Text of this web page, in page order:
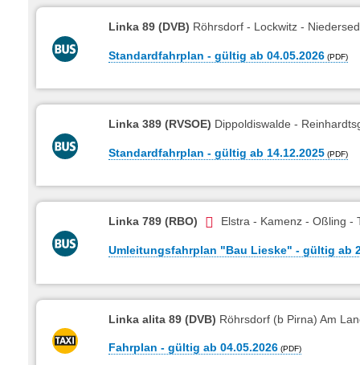
Linka 89 (DVB) Röhrsdorf - Lockwitz -
Standardfahrplan - gültig ab 04.05.2026
Linka 389 (RVSOE) Dippoldiswalde -
Standardfahrplan - gültig ab 14.12.2025
Linka 789 (RBO) Elstra - Kamenz - Oßling -
Umleitungsfahrplan "Bau Lieske" - gültig ab
Linka alita 89 (DVB) Röhrsdorf (b Pirna) Am
Fahrplan - gültig ab 04.05.2026